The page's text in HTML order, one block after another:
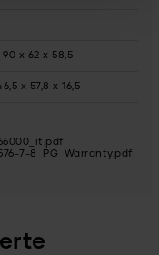
90 x 62 x 58,5
x 57,8 x 16,5
7-8_PG_Warranty.pdf